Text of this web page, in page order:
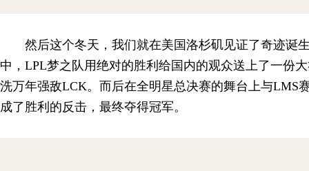
然后这个冬天，我们就在美国洛杉矶见证了奇迹诞
中，LPL梦之队用绝对的胜利给国内的观众送上了一份
洗万年强敌LCK。而后在全明星总决赛的舞台上与LMS
成了胜利的反击，最终夺得冠军。